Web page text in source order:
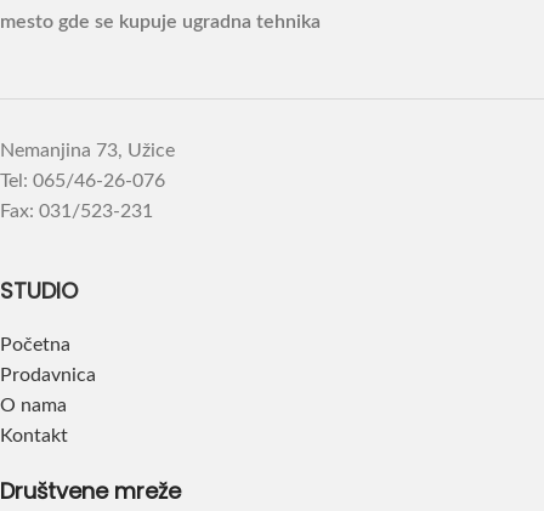
mesto gde se kupuje ugradna tehnika
Nemanjina 73, Užice
Tel: 065/46-26-076
Fax: 031/523-231
STUDIO
Početna
Prodavnica
O nama
Kontakt
Društvene mreže